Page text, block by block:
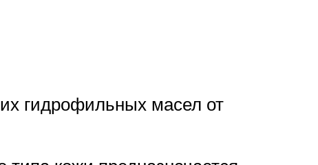
гидрофильных масел от